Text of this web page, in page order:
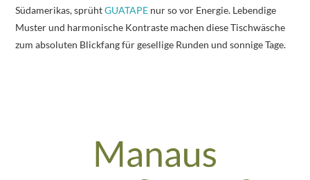
Südamerikas, sprühtGUATAPE nur so vor Energie. Lebendige
Muster und harmonische Kontraste machen diese Tischwäsche
zum absoluten Blickfang für gesellige Runden und sonnige Tage.